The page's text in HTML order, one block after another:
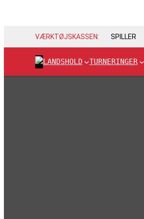
VÆRKTØJSKASSEN: SPILLER
LANDSHOLD TURNERINGER